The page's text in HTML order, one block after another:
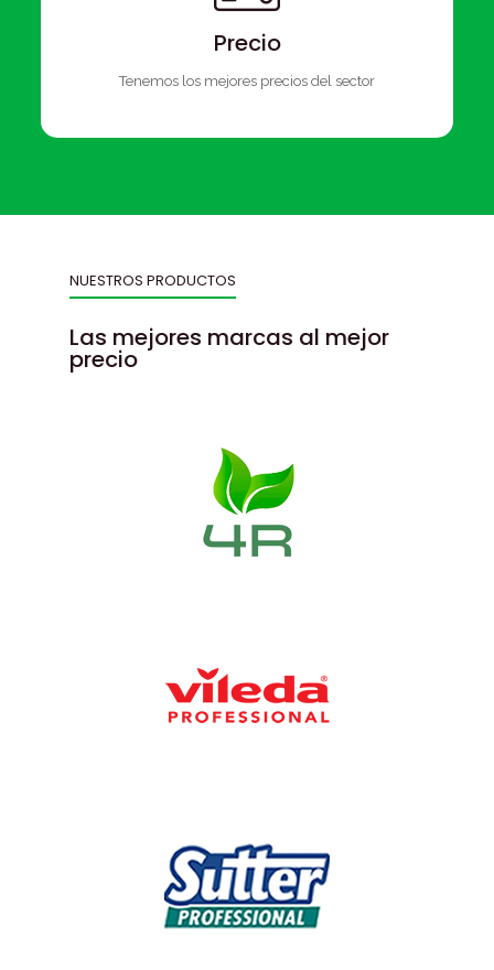
Precio
Tenemos los mejores precios del sector
NUESTROS PRODUCTOS
Las mejores marcas al mejor
precio